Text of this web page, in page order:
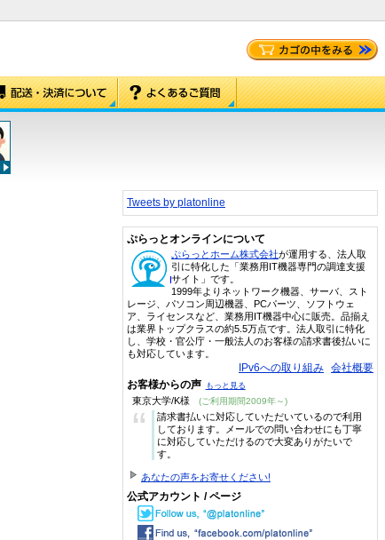
Tweets by platonline
ぷらっとオンラインについて
ぷらっとホーム株式会社が運用する、法人取
引に特化した「業務用IT機器専門の調達支援
サイト」です。
1999年よりネットワーク機器、サーバ、スト
レージ、パソコン周辺機器、PCパーツ、ソフトウェ
ア、ライセンスなど、業務用IT機器中心に販売。品揃え
は業界トップクラスの約5.5万点です。法人取引に特化
し、学校・官公庁・一般法人のお客様の請求書後払いに
も対応しています。
IPv6への取り組み 会社概要
お客様からの声 もっと見る
東京大学/K様 (ご利用期間2009年～)
“
請求書払いに対応していただいているので利用
しております。メールでの問い合わせにも丁寧
に対応していただけるので大変ありがたいで
す。
あなたの声をお寄せください!
公式アカウント / ページ